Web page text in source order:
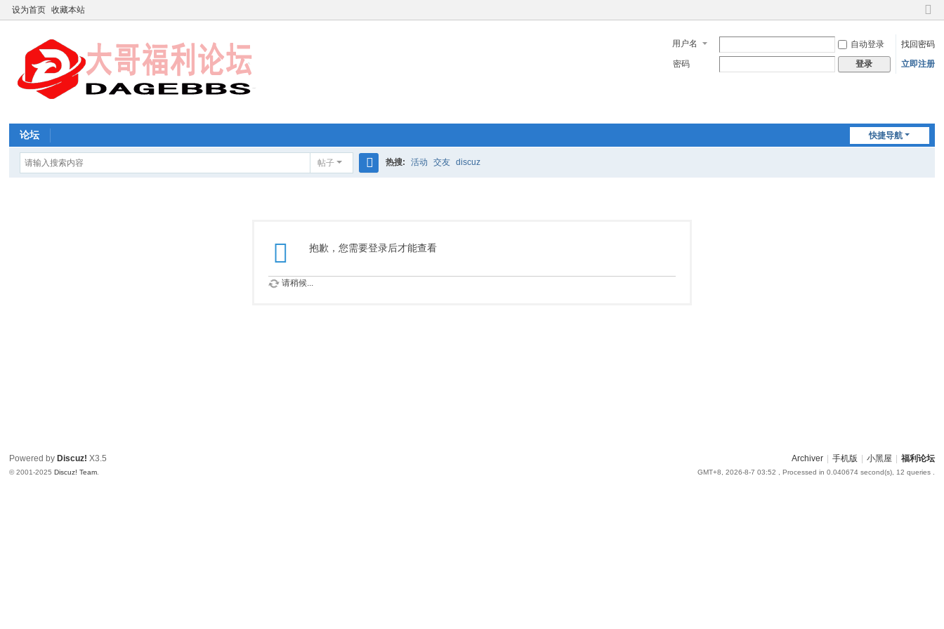
设为首页 收藏本站
切
到
窄
用户名 自动登录
找回密码
密码
登录 立即注册
快捷导航
论坛
帖子 热搜: 活动 交友 discuz
抱歉，您需要登录后才能查看
请稍候...
Archiver 手机版 小黑屋 福利论坛
GMT+8, 2026-8-7 03:52 , Processed in 0.040674 second(s), 12 queries .
Powered by Discuz! X3.5
© 2001-2025Discuz! Team